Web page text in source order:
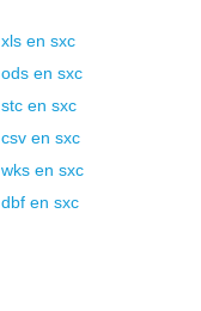
xls en sxc
ods en sxc
stc en sxc
csv en sxc
wks en sxc
dbf en sxc